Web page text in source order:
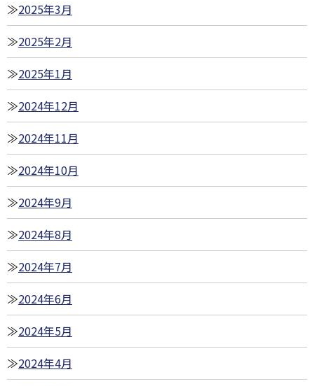
2025年3月
2025年2月
2025年1月
2024年12月
2024年11月
2024年10月
2024年9月
2024年8月
2024年7月
2024年6月
2024年5月
2024年4月